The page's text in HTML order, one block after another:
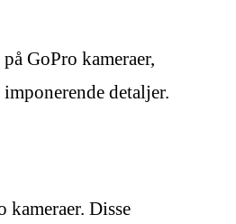
GoPro kameraer,
detaljer.
Disse